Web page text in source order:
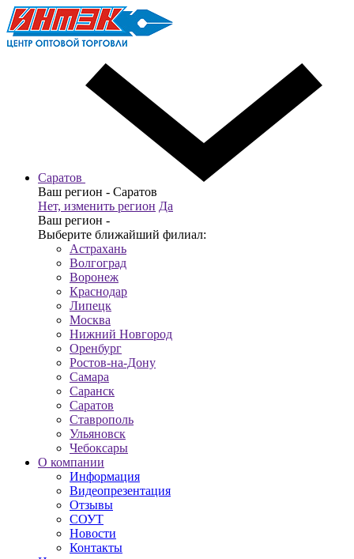
Саратов
Ваш регион - Саратов
Нет, изменить регион Да
Ваш регион -
Выберите ближайший филиал:
Астрахань
Волгоград
Воронеж
Краснодар
Липецк
Москва
Нижний Новгород
Оренбург
Ростов-на-Дону
Самара
Саранск
Саратов
Ставрополь
Ульяновск
Чебоксары
О компании
Информация
Видеопрезентация
Отзывы
СОУТ
Новости
Контакты